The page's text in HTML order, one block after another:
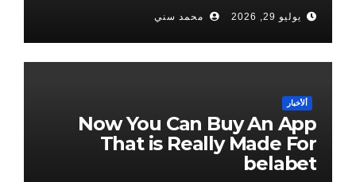
يوليو 29, 2026 محمد سني
ألأخبار
Now You Can Buy An App
That is Really Made For
belabet